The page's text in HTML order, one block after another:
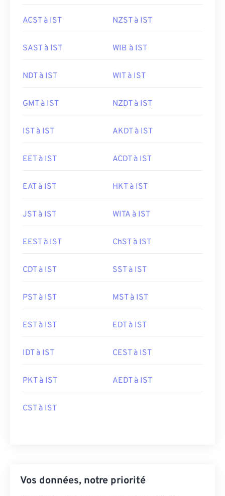
ACST à IST NZST à IST
SAST à IST WIB à IST
NDT à IST WIT à IST
GMT à IST NZDT à IST
IST à IST AKDT à IST
EET à IST ACDT à IST
EAT à IST HKT à IST
JST à IST WITA à IST
EEST à IST ChST à IST
CDT à IST SST à IST
PST à IST MST à IST
EST à IST EDT à IST
IDT à IST CEST à IST
PKT à IST AEDT à IST
CST à IST
Vos données, notre priorité